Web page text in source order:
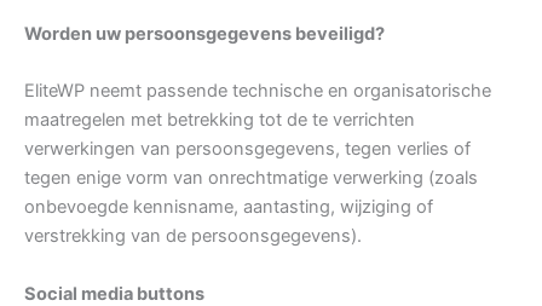
Worden uw persoonsgegevens beveiligd?
EliteWP neemt passende technische en organisatorische
maatregelen met betrekking tot de te verrichten
verwerkingen van persoonsgegevens, tegen verlies of
tegen enige vorm van onrechtmatige verwerking (zoals
onbevoegde kennisname, aantasting, wijziging of
verstrekking van de persoonsgegevens).
Social media buttons